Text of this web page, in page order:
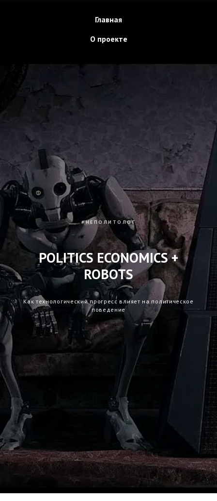
Главная
О проекте
#НЕПОЛИТОЛОГ
POLITICS ECONOMICS +
ROBOTS
Как технологический прогресс влияет на политическое
поведение